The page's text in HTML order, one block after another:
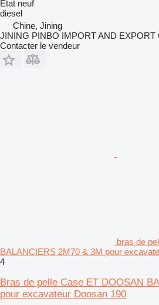
État neuf
diesel
Chine, Jining
JINING PINBO IMPORT AND EXPORT
Contacter le vendeur
bras de
BALANCIERS 2M70 & 3M pour
4
Bras de pelle Case ET DOOSAN
pour excavateur Doosan 190